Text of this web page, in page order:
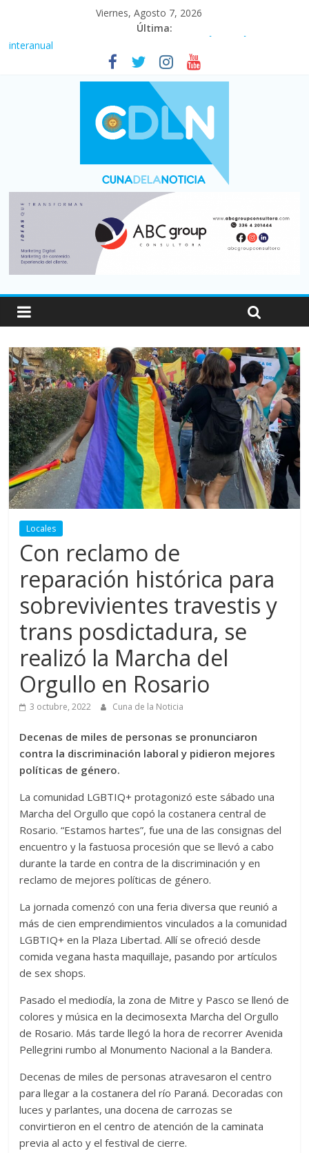
Viernes, Agosto 7, 2026
Última:
Fuerte caída de la venta de autos usados en julio: bajó un 12,6%
Central venció 1 a 0 al River de Coudet en el Monumental
La morosidad alcanzó su nivel más alto en dos décadas y ya
afecta a 400 mil deudores en Santa Fe
Desde que asumió Milei cerraron 41.000 kioscos: el sector
denuncia crisis como en 2001
Vacaciones de invierno con más movimiento y consumo
turístico: 4,6 millones de personas viajaron por el país, un 5,9%
Locales
Con reclamo de
reparación histórica para
sobrevivientes travestis y
trans posdictadura, se
realizó la Marcha del
Orgullo en Rosario
3 octubre, 2022 Cuna de la Noticia
Decenas de miles de personas se pronunciaron
contra la discriminación laboral y pidieron mejores
políticas de género.
La comunidad LGBTIQ+ protagonizó este sábado una
Marcha del Orgullo que copó la costanera central de
Rosario. “Estamos hartes”, fue una de las consignas del
encuentro y la fastuosa procesión que se llevó a cabo
durante la tarde en contra de la discriminación y en
reclamo de mejores políticas de género.
La jornada comenzó con una feria diversa que reunió a
más de cien emprendimientos vinculados a la comunidad
LGBTIQ+ en la Plaza Libertad. Allí se ofreció desde
comida vegana hasta maquillaje, pasando por artículos
de sex shops.
Pasado el mediodía, la zona de Mitre y Pasco se llenó de
colores y música en la decimosexta Marcha del Orgullo
de Rosario. Más tarde llegó la hora de recorrer Avenida
Pellegrini rumbo al Monumento Nacional a la Bandera.
Decenas de miles de personas atravesaron el centro
para llegar a la costanera del río Paraná. Decoradas con
luces y parlantes, una docena de carrozas se
convirtieron en el centro de atención de la caminata
previa al acto y el festival de cierre.